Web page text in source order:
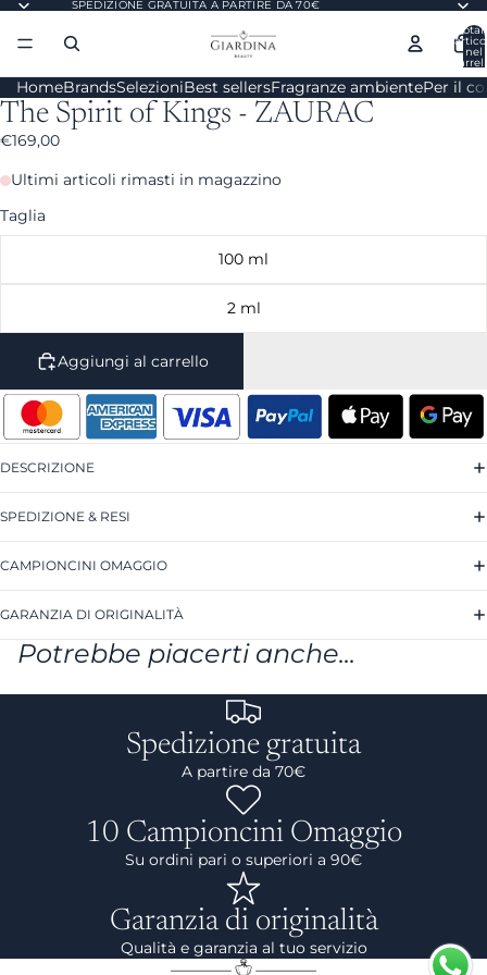
SPEDIZIONE GRATUITA A PARTIRE DA 70€
nel
HomeBrandsSelezioniBest sellersFragranze ambientePer il
The Spirit of Kings - ZAURAC
€169,00
Ultimi articoli rimasti in magazzino
Taglia
100 ml
2 ml
Aggiungi al carrello
DESCRIZIONE
SPEDIZIONE & RESI
CAMPIONCINI OMAGGIO
GARANZIA DI ORIGINALITÀ
Potrebbe piacerti anche...
Spedizione gratuita
A partire da 70€
10 Campioncini Omaggio
Su ordini pari o superiori a 90€
Garanzia di originalità
Qualità e garanzia al tuo servizio